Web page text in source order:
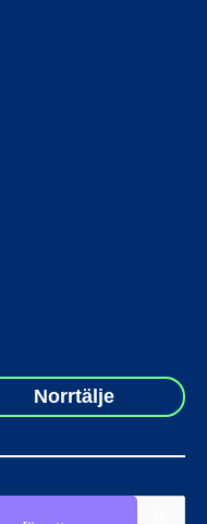
Norrtälje